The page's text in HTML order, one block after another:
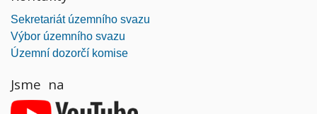
Sekretariát územního svazu
Výbor územního svazu
Územní dozorčí komise
Jsme na